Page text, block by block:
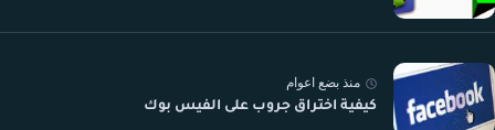
منذ بضع اعوام
كيفية اختراق جروب على الفيس بوك